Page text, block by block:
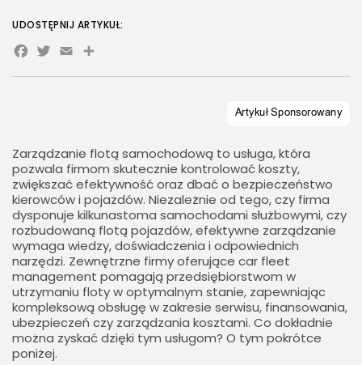
Zarządzanie flotą samochodową to usługa, która
pozwala firmom skutecznie kontrolować koszty,
zwiększać efektywność oraz dbać o bezpieczeństwo
kierowców i pojazdów. Niezależnie od tego, czy firma
dysponuje kilkunastoma samochodami służbowymi, czy
rozbudowaną flotą pojazdów, efektywne zarządzanie
wymaga wiedzy, doświadczenia i odpowiednich
narzędzi. Zewnętrzne firmy oferujące car fleet
management pomagają przedsiębiorstwom w
utrzymaniu floty w optymalnym stanie, zapewniając
kompleksową obsługę w zakresie serwisu, finansowania,
ubezpieczeń czy zarządzania kosztami. Co dokładnie
można zyskać dzięki tym usługom? O tym pokrótce
poniżej.
UDOSTĘPNIJ ARTYKUŁ:
Facebook
Twitter
EmailShare